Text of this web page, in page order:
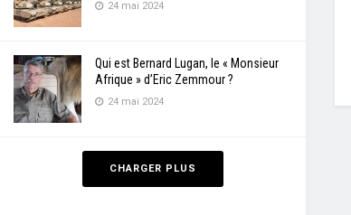
24 mai 2024
Qui est Bernard Lugan, le « Monsieur
Afrique » d’Eric Zemmour ?
24 mai 2024
CHARGER PLUS